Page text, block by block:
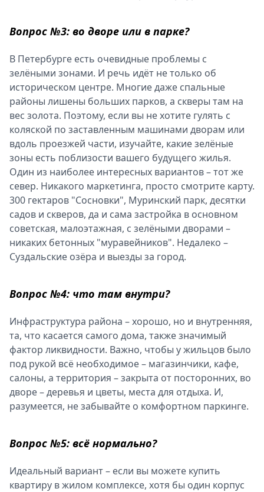
Вопрос №3: во дворе или в парке?
В Петербурге есть очевидные проблемы с
зелёными зонами. И речь идёт не только об
историческом центре. Многие даже спальные
районы лишены больших парков, а скверы там на
вес золота. Поэтому, если вы не хотите гулять с
коляской по заставленным машинами дворам или
вдоль проезжей части, изучайте, какие зелёные
зоны есть поблизости вашего будущего жилья.
Один из наиболее интересных вариантов – тот же
север. Никакого маркетинга, просто смотрите карту.
300 гектаров "Сосновки", Муринский парк, десятки
садов и скверов, да и сама застройка в основном
советская, малоэтажная, с зелёными дворами –
никаких бетонных "муравейников". Недалеко –
Суздальские озёра и выезды за город.
Вопрос №4: что там внутри?
Инфраструктура района – хорошо, но и внутренняя,
та, что касается самого дома, также значимый
фактор ликвидности. Важно, чтобы у жильцов было
под рукой всё необходимое – магазинчики, кафе,
салоны, а территория – закрыта от посторонних, во
дворе – деревья и цветы, места для отдыха. И,
разумеется, не забывайте о комфортном паркинге.
Вопрос №5: всё нормально?
Идеальный вариант – если вы можете купить
квартиру в жилом комплексе, хотя бы один корпус